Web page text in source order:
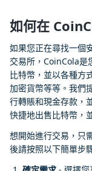
如何在
如果您正在尋找一個
交易所，CoinCola是
比特幣，並以各種方
加密貨幣等等。我們
行轉賬和現金存款，
快捷地出售比特幣，
想開始進行交易，只
後請按照以下簡單步